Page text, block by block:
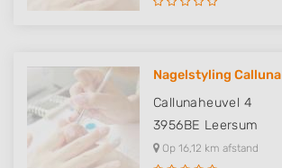
Nagelstyling Calluna
Callunaheuvel 4
3956BE Leersum
Op 16,12 km afstand